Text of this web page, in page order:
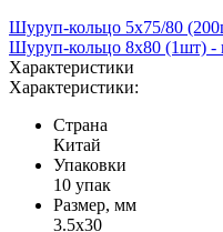
Шуруп-кольцо 5х75/80
Шуруп-кольцо 8х80 (1шт) -
Характеристики
Характеристики:
Страна
Китай
Упаковки
10 упак
Размер, мм
3.5х30